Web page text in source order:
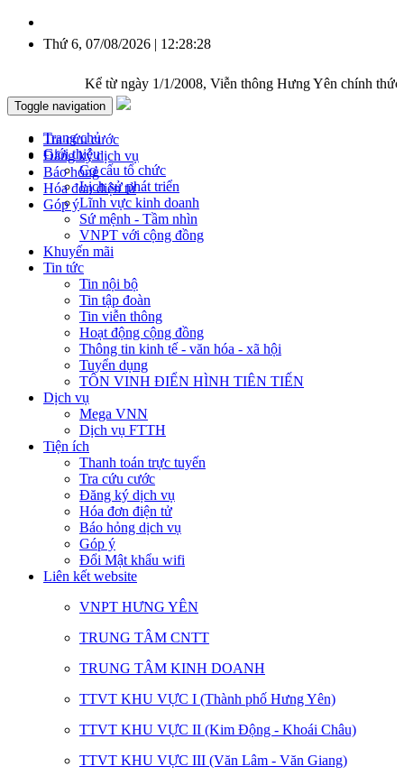
Tra cứu cước
Đăng ký dịch vụ
Báo hỏng
Hóa đơn điện tử
Góp ý
Thứ 6, 07/08/2026 | 12:28:28
Kể từ ngày 1/1/2008, Viễn thông Hưng Yên chính thức
Toggle navigation
Trang chủ
Giới thiệu
Cơ cấu tổ chức
Lịch sử phát triển
Lĩnh vực kinh doanh
Sứ mệnh - Tầm nhìn
VNPT với cộng đồng
Khuyến mãi
Tin tức
Tin nội bộ
Tin tập đoàn
Tin viễn thông
Hoạt động cộng đồng
Thông tin kinh tế - văn hóa - xã hội
Tuyển dụng
TÔN VINH ĐIỂN HÌNH TIÊN TIẾN
Dịch vụ
Mega VNN
Dịch vụ FTTH
Tiện ích
Thanh toán trực tuyến
Tra cứu cước
Đăng ký dịch vụ
Hóa đơn điện tử
Báo hỏng dịch vụ
Góp ý
Đổi Mật khẩu wifi
Liên kết website
VNPT HƯNG YÊN
TRUNG TÂM CNTT
TRUNG TÂM KINH DOANH
TTVT KHU VỰC I (Thành phố Hưng Yên)
TTVT KHU VỰC II (Kim Động - Khoái Châu)
TTVT KHU VỰC III (Văn Lâm - Văn Giang)